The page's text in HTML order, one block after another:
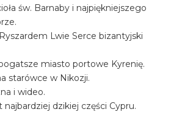
św. Barnaby i najpiękniejszego
Lwie Serce bizantyjski
miasto portowe Kyrenię.
starówce w Nikozji.
i wideo.
dzikiej części Cypru.